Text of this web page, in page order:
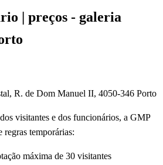
| preços - galeria
R. de Dom Manuel II, 4050-346 Porto
visitantes e dos funcionários, a GMP
temporárias:
máxima de 30 visitantes